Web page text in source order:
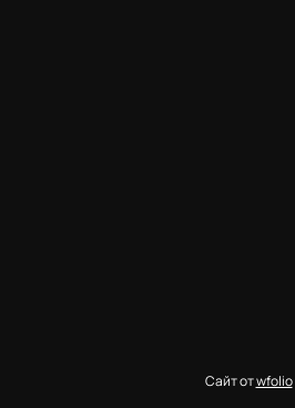
Сайт отwfolio